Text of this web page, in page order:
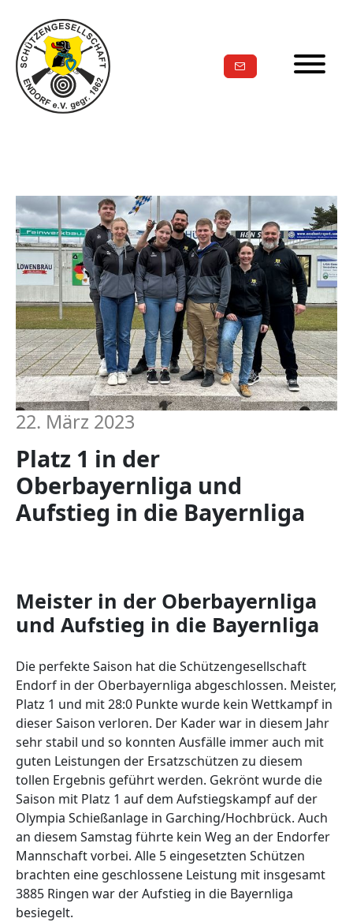
22. März 2023
Platz 1 in der
Oberbayernliga und
Aufstieg in die Bayernliga
Meister in der Oberbayernliga
und Aufstieg in die Bayernliga
Die perfekte Saison hat die Schützengesellschaft
Endorf in der Oberbayernliga abgeschlossen. Meister,
Platz 1 und mit 28:0 Punkte wurde kein Wettkampf in
dieser Saison verloren. Der Kader war in diesem Jahr
sehr stabil und so konnten Ausfälle immer auch mit
guten Leistungen der Ersatzschützen zu diesem
tollen Ergebnis geführt werden. Gekrönt wurde die
Saison mit Platz 1 auf dem Aufstiegskampf auf der
Olympia Schießanlage in Garching/Hochbrück. Auch
an diesem Samstag führte kein Weg an der Endorfer
Mannschaft vorbei. Alle 5 eingesetzten Schützen
brachten eine geschlossene Leistung mit insgesamt
3885 Ringen war der Aufstieg in die Bayernliga
besiegelt.